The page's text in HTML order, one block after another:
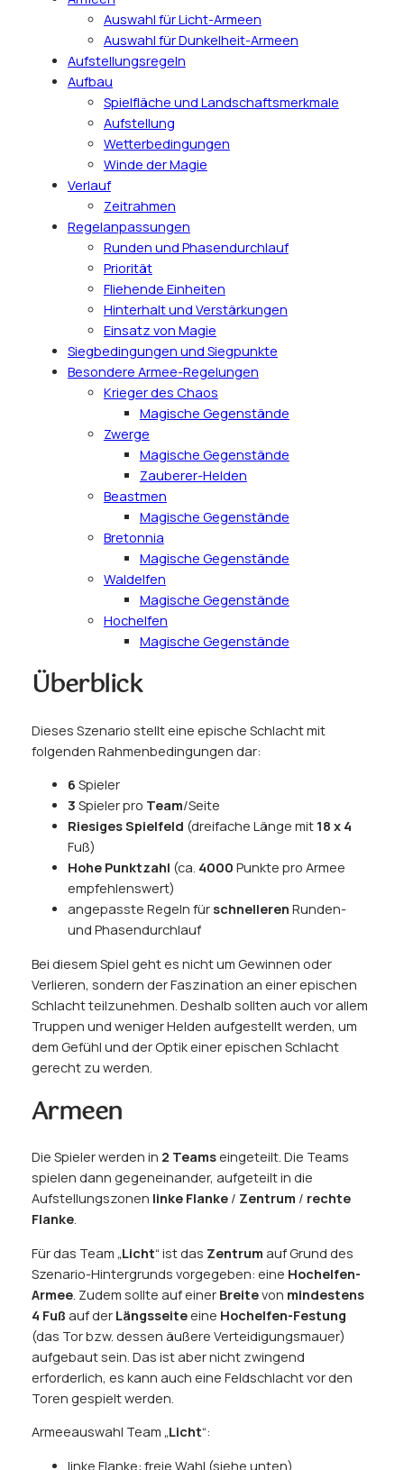
Auswahl für Licht-Armeen
Auswahl für Dunkelheit-Armeen
Aufstellungsregeln
Aufbau
Spielfläche und Landschaftsmerkmale
Aufstellung
Wetterbedingungen
Winde der Magie
Verlauf
Zeitrahmen
Regelanpassungen
Runden und Phasendurchlauf
Priorität
Fliehende Einheiten
Hinterhalt und Verstärkungen
Einsatz von Magie
Siegbedingungen und Siegpunkte
Besondere Armee-Regelungen
Krieger des Chaos
Magische Gegenstände
Zwerge
Magische Gegenstände
Zauberer-Helden
Beastmen
Magische Gegenstände
Bretonnia
Magische Gegenstände
Waldelfen
Magische Gegenstände
Hochelfen
Magische Gegenstände
Überblick
Dieses Szenario stellt eine epische Schlacht mit
folgenden Rahmenbedingungen dar:
6 Spieler
3 Spieler pro Team/Seite
Riesiges Spielfeld (dreifache Länge mit 18 x 4
Fuß)
Hohe Punktzahl (ca. 4000 Punkte pro Armee
empfehlenswert)
angepasste Regeln für schnelleren Runden-
und Phasendurchlauf
Bei diesem Spiel geht es nicht um Gewinnen oder
Verlieren, sondern der Faszination an einer epischen
Schlacht teilzunehmen. Deshalb sollten auch vor allem
Truppen und weniger Helden aufgestellt werden, um
dem Gefühl und der Optik einer epischen Schlacht
gerecht zu werden.
Armeen
Die Spieler werden in 2 Teamseingeteilt. Die Teams
spielen dann gegeneinander, aufgeteilt in die
Aufstellungszonen linke Flanke/ Zentrum / rechte
Flanke.
Für das Team „Licht“ ist das Zentrum auf Grund des
Szenario-Hintergrunds vorgegeben: eine Hochelfen-
Armee. Zudem sollte auf einer Breitevon mindestens
4 Fuß auf der Längsseiteeine Hochelfen-Festung
(das Tor bzw. dessen äußere Verteidigungsmauer)
aufgebaut sein. Das ist aber nicht zwingend
erforderlich, es kann auch eine Feldschlacht vor den
Toren gespielt werden.
Armeeauswahl Team „Licht“:
linke Flanke: freie Wahl (siehe unten)